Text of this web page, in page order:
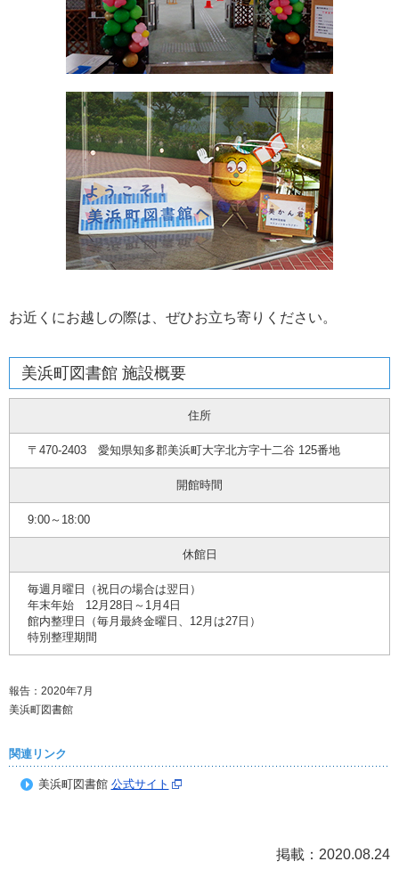
お近くにお越しの際は、ぜひお立ち寄りください。
美浜町図書館 施設概要
住所
〒470-2403 愛知県知多郡美浜町大字北方字十二谷 125番地
開館時間
9:00～18:00
休館日
毎週月曜日（祝日の場合は翌日）
年末年始 12月28日～1月4日
館内整理日（毎月最終金曜日、12月は27日）
特別整理期間
報告：2020年7月
美浜町図書館
関連リンク
美浜町図書館 公式サイト
掲載：2020.08.24